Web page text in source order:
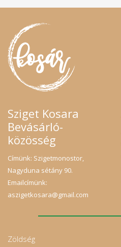
Sziget Kosara
Bevásárló-
közösség
Címünk: Szigetmonostor,
Nagyduna sétány 90.
Emailcímünk:
aszigetkosara@gmail.com
Zöldség